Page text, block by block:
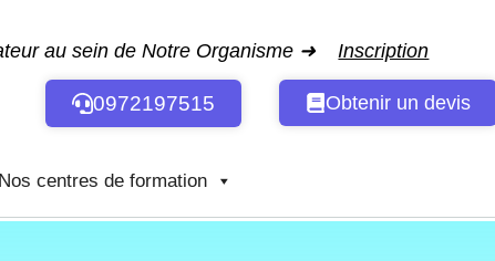
au sein de Notre Organisme ➜ Inscription
0972197515 Obtenir un devis
Nos centres de formation